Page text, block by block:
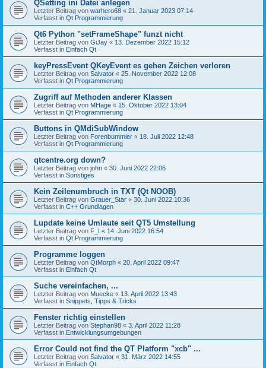
QSetting ini Datei anlegen
Letzter Beitrag von warhero68 « 21. Januar 2023 07:14
Verfasst in Qt Programmierung
Qt6 Python "setFrameShape" funzt nicht
Letzter Beitrag von GiJay « 13. Dezember 2022 15:12
Verfasst in Einfach Qt
keyPressEvent QKeyEvent es gehen Zeichen verloren
Letzter Beitrag von Salvator « 25. November 2022 12:08
Verfasst in Qt Programmierung
Zugriff auf Methoden anderer Klassen
Letzter Beitrag von MHage « 15. Oktober 2022 13:04
Verfasst in Qt Programmierung
Buttons in QMdiSubWindow
Letzter Beitrag von Forenbummler « 18. Juli 2022 12:48
Verfasst in Qt Programmierung
qtcentre.org down?
Letzter Beitrag von john « 30. Juni 2022 22:06
Verfasst in Sonstiges
Kein Zeilenumbruch in TXT (Qt NOOB)
Letzter Beitrag von Grauer_Star « 30. Juni 2022 10:36
Verfasst in C++ Grundlagen
Lupdate keine Umlaute seit QT5 Umstellung
Letzter Beitrag von F_I « 14. Juni 2022 16:54
Verfasst in Qt Programmierung
Programme loggen
Letzter Beitrag von QtMorph « 20. April 2022 09:47
Verfasst in Einfach Qt
Suche vereinfachen, ...
Letzter Beitrag von Muecke « 13. April 2022 13:43
Verfasst in Snippets, Tipps & Tricks
Fenster richtig einstellen
Letzter Beitrag von Stephan98 « 3. April 2022 11:28
Verfasst in Entwicklungsumgebungen
Error Could not find the QT Platform "xcb" ...
Letzter Beitrag von Salvator « 31. März 2022 14:55
Verfasst in Einfach Qt